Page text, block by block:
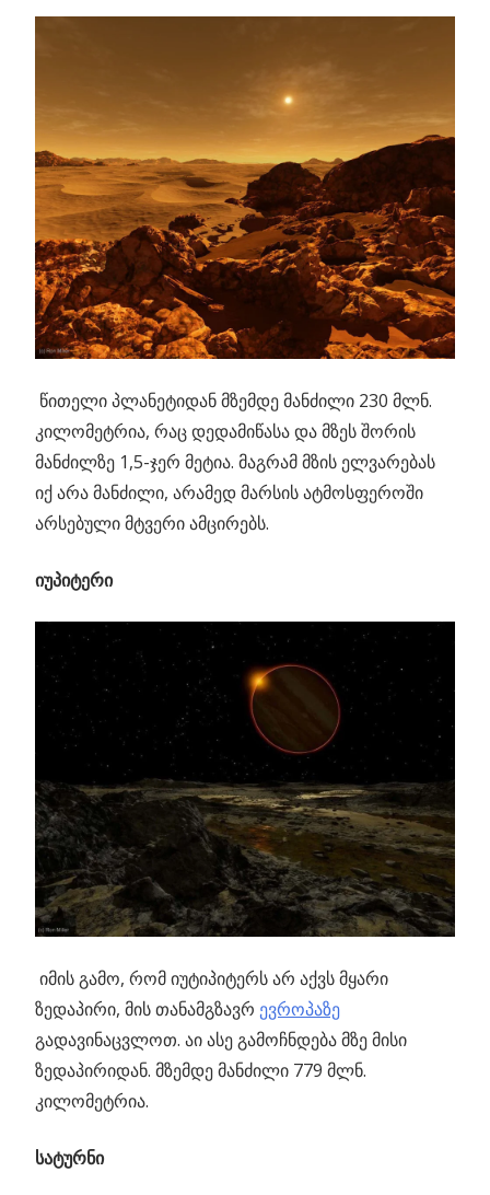
წითელი პლანეტიდან მზემდე მანძილი 230 მლნ.
კილომეტრია, რაც დედამიწასა და მზეს შორის
მანძილზე 1,5-ჯერ მეტია. მაგრამ მზის ელვარებას
იქ არა მანძილი, არამედ მარსის ატმოსფეროში
არსებული მტვერი ამცირებს.
იუპიტერი
იმის გამო, რომ იუტიპიტერს არ აქვს მყარი
ზედაპირი, მის თანამგზავრ ევროპაზე
გადავინაცვლოთ. აი ასე გამოჩნდება მზე მისი
ზედაპირიდან. მზემდე მანძილი 779 მლნ.
კილომეტრია.
სატურნი